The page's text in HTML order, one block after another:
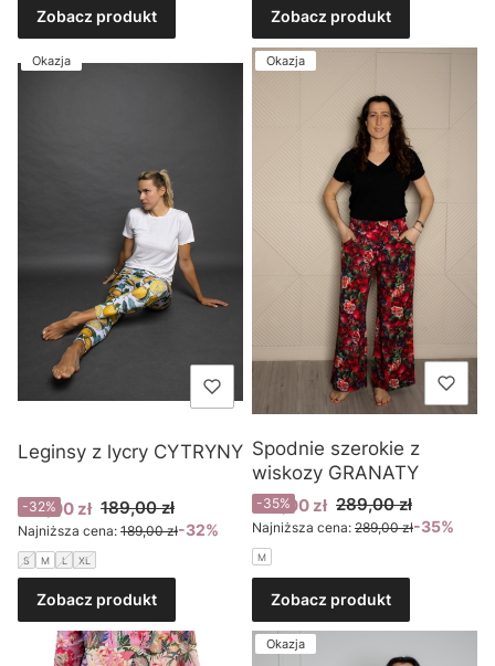
Zobacz produkt Zobacz produkt
Okazja
Leginsy z lycry CYTRYNY
Cena promocyjna
129,00 zł 189,00 zł
-32%
Najniższa cena: 189,00 zł-32%
S M L XL
Zobacz produkt
Okazja
Spodnie szerokie z
wiskozy GRANATY
Cena promocyjna
189,00 zł 289,00 zł
-35%
Najniższa cena: 289,00 zł-35%
M
Zobacz produkt
Okazja